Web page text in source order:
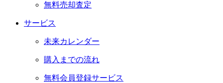
無料売却査定
サー ビス
未来カレンダー
購入までの流れ
無料会員登録サービス